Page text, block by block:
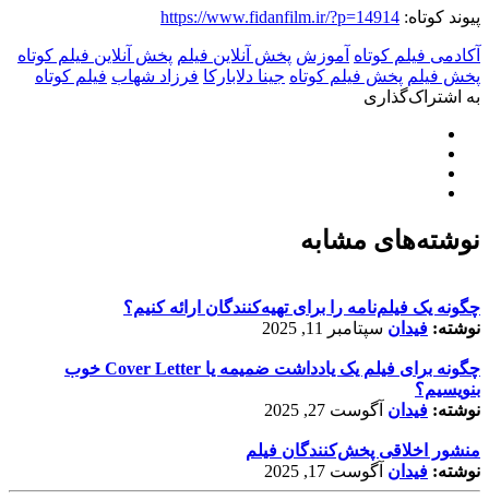
پیوند کوتاه: https://www.fidanfilm.ir/?p=14914
آکادمی فیلم کوتاه آموزش پخش آنلاین فیلم پخش آنلاین فیلم کوتاه
پخش فیلم پخش فیلم کوتاه جینا دلابارکا فرزاد شهاب فیلم کوتاه
به اشتراک‌گذاری
نوشته‌های مشابه
چگونه یک فیلم‌نامه را برای تهیه‌کنندگان ارائه کنیم؟
نوشته: فیدان سپتامبر 11, 2025
چگونه برای فیلم یک یادداشت ضمیمه یا Cover Letter خوب
بنویسیم؟
نوشته: فیدان آگوست 27, 2025
منشور اخلاقی پخش‌کنندگان فیلم
نوشته: فیدان آگوست 17, 2025